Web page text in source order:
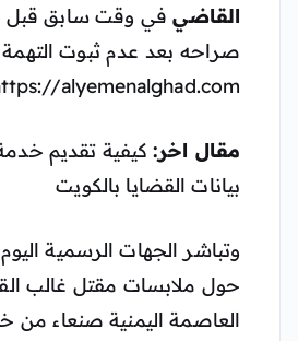
القاضيفي وقت سابق قبل
صراحه بعد عدم ثبوت التهمة
alyemenalghad.com
مقال اخر: كيفية تقديم
بيانات القضايا بالكويت
وتباشر الجهات الرسمية
حول ملابسات مقتل غالب
العاصمة اليمنية صنعاء من